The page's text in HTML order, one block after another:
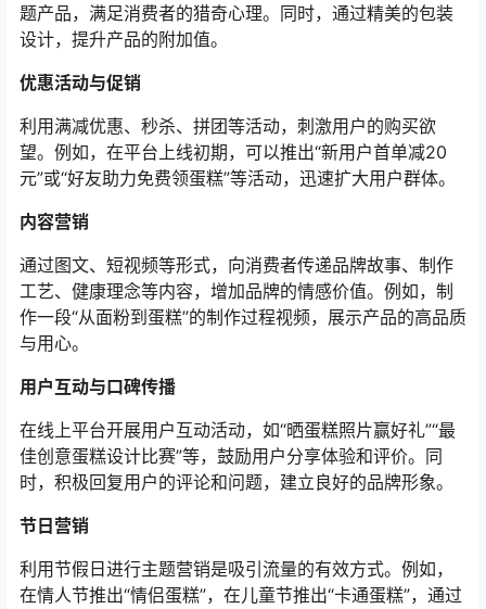
题产品，满足消费者的猎奇心理。同时，通过精美的包装
设计，提升产品的附加值。
优惠活动与促销
利用满减优惠、秒杀、拼团等活动，刺激用户的购买欲
望。例如，在平台上线初期，可以推出“新用户首单减20
元”或“好友助力免费领蛋糕”等活动，迅速扩大用户群体。
内容营销
通过图文、短视频等形式，向消费者传递品牌故事、制作
工艺、健康理念等内容，增加品牌的情感价值。例如，制
作一段“从面粉到蛋糕”的制作过程视频，展示产品的高品质
与用心。
用户互动与口碑传播
在线上平台开展用户互动活动，如“晒蛋糕照片赢好礼”“最
佳创意蛋糕设计比赛”等，鼓励用户分享体验和评价。同
时，积极回复用户的评论和问题，建立良好的品牌形象。
节日营销
利用节假日进行主题营销是吸引流量的有效方式。例如，
在情人节推出“情侣蛋糕”，在儿童节推出“卡通蛋糕”，通过